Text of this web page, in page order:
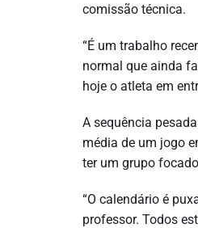
comissão técnica.
“É um trabalho
normal que ainda
hoje o atleta em
A sequência
média de um jogo
ter um grupo
“O calendário é
professor. Todos